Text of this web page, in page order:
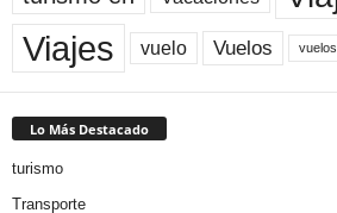
Viajes vuelo Vuelos
Lo Más Destacado
turismo
Transporte